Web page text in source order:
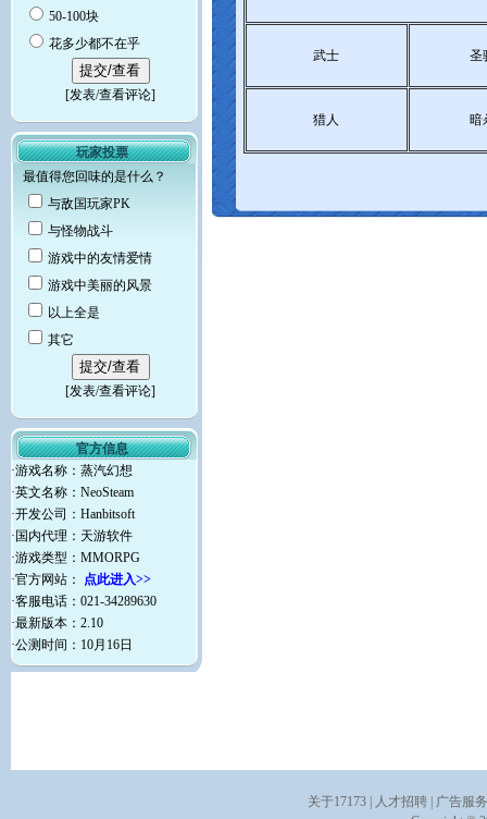
50-100块
花多少都不在乎
[发表/查看评论]
玩家投票
最值得您回味的是什么？
与敌国玩家PK
与怪物战斗
游戏中的友情爱情
游戏中美丽的风景
以上全是
其它
[发表/查看评论]
官方信息
·游戏名称：蒸汽幻想
·英文名称：NeoSteam
·开发公司：Hanbitsoft
·国内代理：天游软件
·游戏类型：MMORPG
·官方网站： 点此进入>>
·客服电话：021-34289630
·最新版本：2.10
·公测时间：10月16日
武士 圣
猎人 暗
关于17173 人才招聘
广告服务